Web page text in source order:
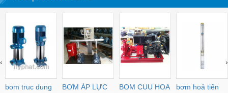
bom truc dung
BƠM ÁP LỰC
BOM CUU HOA
bơm hoả tiển
‹ ›